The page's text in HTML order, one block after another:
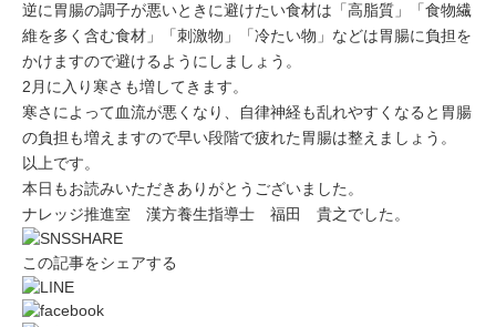
逆に胃腸の調子が悪いときに避けたい食材は「高脂質」「食物繊
維を多く含む食材」「刺激物」「冷たい物」などは胃腸に負担を
かけますので避けるようにしましょう。
2月に入り寒さも増してきます。
寒さによって血流が悪くなり、自律神経も乱れやすくなると胃腸
の負担も増えますので早い段階で疲れた胃腸は整えましょう。
以上です。
本日もお読みいただきありがとうございました。
ナレッジ推進室 漢方養生指導士 福田 貴之でした。
この記事をシェアする